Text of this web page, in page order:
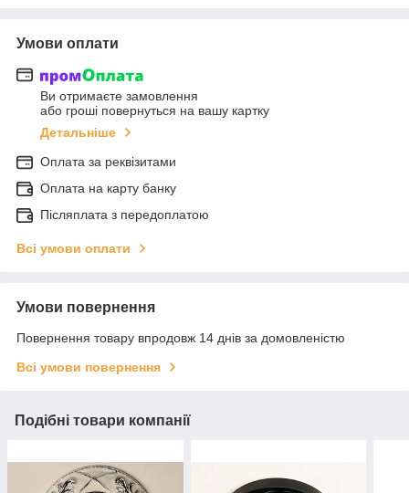
Умови оплати
Ви отримаєте замовлення
або гроші повернуться на вашу картку
Детальніше
Оплата за реквізитами
Оплата на карту банку
Післяплата з передоплатою
Всі умови оплати
Умови повернення
Повернення товару впродовж 14 днів за домовленістю
Всі умови повернення
Подібні товари компанії